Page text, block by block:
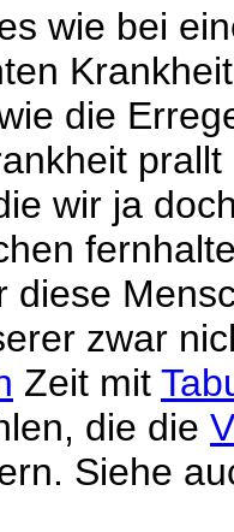
wie bei
die
wir ja
diese
zwar
Zeit mit
die die
Siehe